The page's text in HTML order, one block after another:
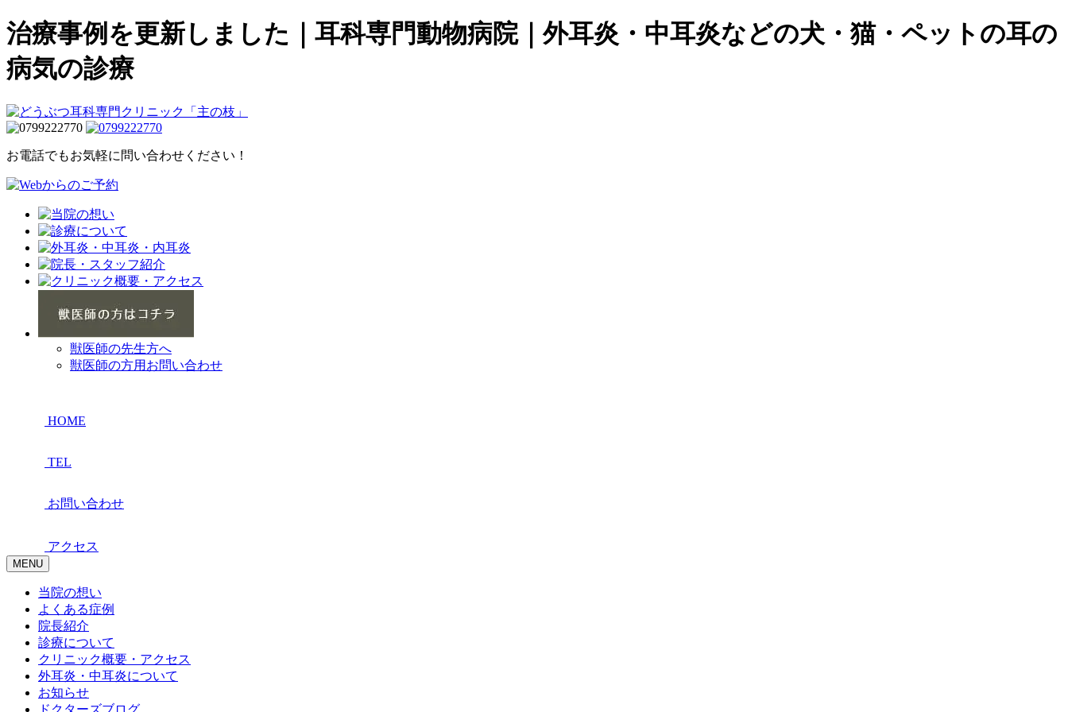
治療事例を更新しました｜耳科専門動物病院｜外耳炎・中耳炎などの犬・猫・ペットの耳の
病気の診療
お電話でもお気軽に問い合わせください！
獣医師の先生方へ
獣医師の方用お問い合わせ
HOME
TEL
お問い合わせ
アクセス
MENU
当院の想い
よくある症例
院長紹介
診療について
クリニック概要・アクセス
外耳炎・中耳炎について
お知らせ
ドクターズブログ